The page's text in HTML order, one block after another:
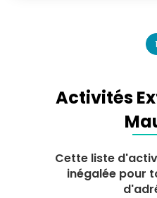
1
Activités
Cette liste
inégalée pour